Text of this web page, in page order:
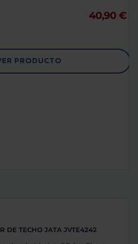
40,90 €
PRODUCTO
DE TECHO JATA JVTE4242